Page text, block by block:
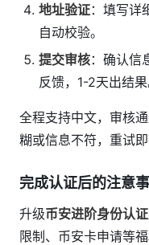
地址验证：填写详
自动校验。
提交审核：确认信
反馈，1-2天出结果
全程支持中文，审核
糊或信息不符，重试即
完成认证后的注意
升级币安进阶身份认证
限制、币安卡申请等